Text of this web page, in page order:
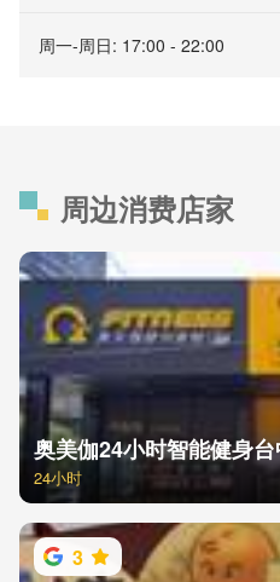
周一-周日: 17:00 - 22:00
周边消费店家
奥美伽24小时智能健身
24小时
3